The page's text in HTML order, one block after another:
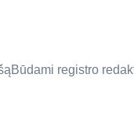
registro